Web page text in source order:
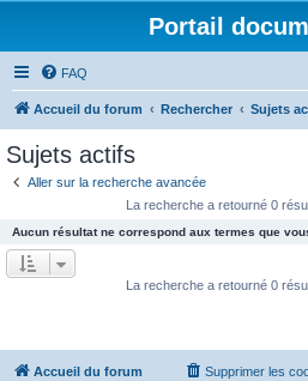
Portail
FAQ
Accueil du forum Rechercher Sujets
Sujets actifs
Aller sur la recherche avancée
La recherche a retourné 0
Aucun résultat ne correspond aux termes que
La recherche a retourné 0
Accueil du forum Supprimer les